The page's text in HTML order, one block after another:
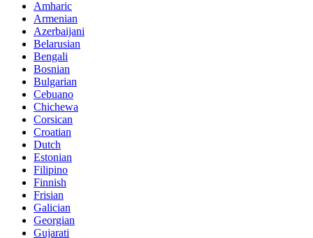
Amharic
Armenian
Azerbaijani
Belarusian
Bengali
Bosnian
Bulgarian
Cebuano
Chichewa
Corsican
Croatian
Dutch
Estonian
Filipino
Finnish
Frisian
Galician
Georgian
Gujarati